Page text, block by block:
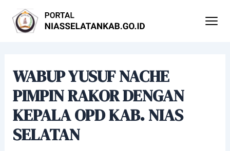
konten
WABUP YUSUF NACHE
PIMPIN RAKOR DENGAN
KEPALA OPD KAB. NIAS
SELATAN
navigation